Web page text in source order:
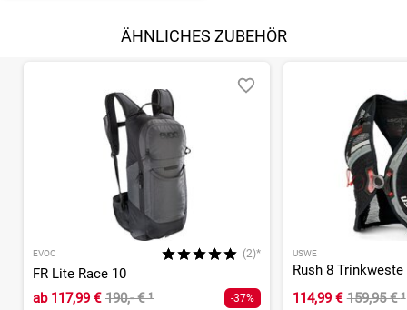
ÄHNLICHES ZUBEHÖR
EVOC (2)*
FR Lite Race 10
ab117,99 € 190,- €¹ -37%
USWE
Rush 8 Trinkweste
114,99 € 159,95 €¹